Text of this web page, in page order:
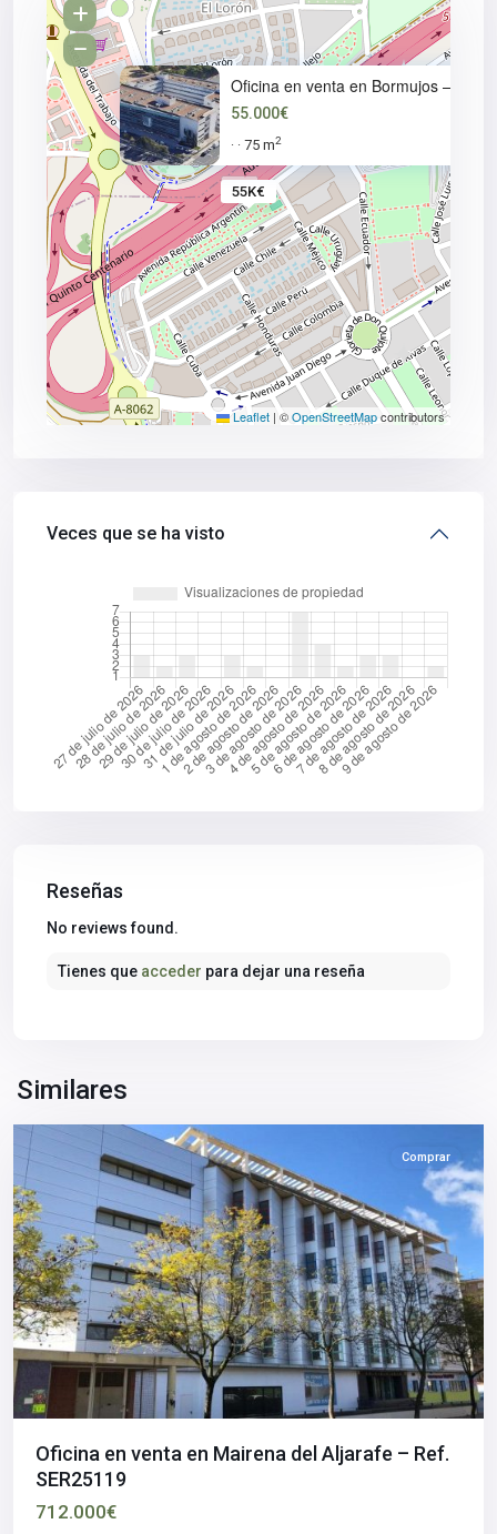
55K€
Oficina en venta en Bormujos –
55.000€
· · 75 m2
Leaflet | ©OpenStreetMapcontributors
Veces que se ha visto
Reseñas
No reviews found.
Tienes que acceder para dejar una reseña
Similares
Aljarafe,
Sevilla
provincia
Comprar
Oficina en venta en Mairena del Aljarafe – Ref.
SER25119
712.000€